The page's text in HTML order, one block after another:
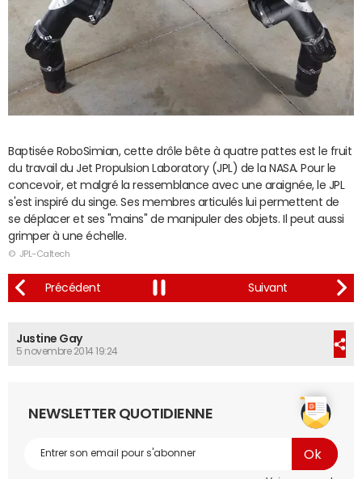
Baptisée RoboSimian, cette drôle bête à quatre pattes est le fruit
du travail du Jet Propulsion Laboratory (JPL) de la NASA. Pour le
concevoir, et malgré la ressemblance avec une araignée, le JPL
s'est inspiré du singe. Ses membres articulés lui permettent de
se déplacer et ses "mains" de manipuler des objets. Il peut aussi
grimper à une échelle.
© JPL-Caltech
Justine Gay
5 novembre 2014 19:24
NEWSLETTER QUOTIDIENNE